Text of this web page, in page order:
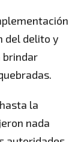
del delito y
brindar
la
nada